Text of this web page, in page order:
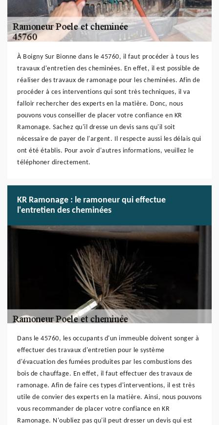
À Boigny Sur Bionne dans le 45760, il faut procéder à tous les
travaux d'entretien des cheminées. En effet, il est possible de
réaliser des travaux de ramonage pour les cheminées. Afin de
procéder à ces interventions qui sont très techniques, il va
falloir rechercher des experts en la matière. Donc, nous
pouvons vous conseiller de placer votre confiance en KR
Ramonage. Sachez qu'il dresse un devis sans qu'il soit
nécessaire de payer de l'argent. Il respecte aussi les délais qui
ont été établis. Pour avoir d'autres informations, veuillez le
téléphoner directement.
KR Ramonage : le ramoneur qui effectue
l'entretien des cheminées
Dans le 45760, les occupants d'un immeuble doivent songer à
effectuer des travaux d'entretien pour le système
d'évacuation des fumées produites par les combustions des
bois de chauffage. En effet, il faut effectuer des travaux de
ramonage. Afin de faire ces types d'interventions, il est très
utile de convier des experts en la matière. Ainsi, nous pouvons
vous recommander de placer votre confiance en KR
Ramonage. N'oubliez pas qu'il peut dresser un devis qui est